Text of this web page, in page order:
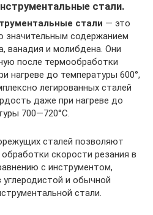
стали.
стали — это
значительным содержанием
ванадия и молибдена. Они
после термообработки
нагреве до температуры 600°,
легированных сталей
даже при нагреве до
700—720°С.
сталей позволяют
скорости резания в
с инструментом,
и обычной
стали.